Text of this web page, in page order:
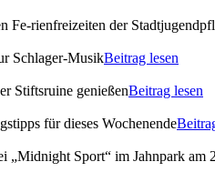
Fe-rienfreizeiten der
Schlager-MusikBeitrag lesen
Stiftsruine genießenBeitrag lesen
für dieses Wochenende
„Midnight Sport“ im Jahnpark am